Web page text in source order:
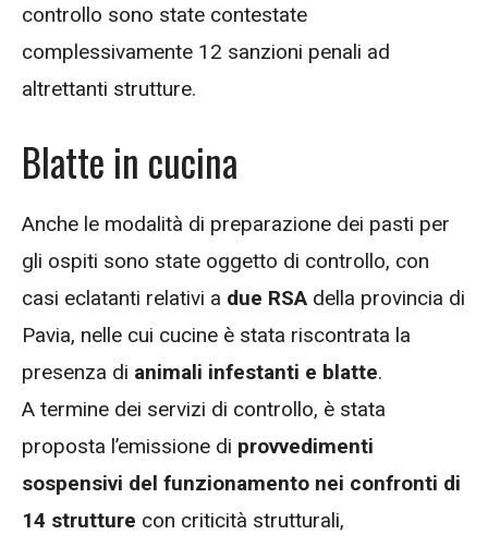
controllo sono state contestate
complessivamente 12 sanzioni penali ad
altrettanti strutture.
Blatte in cucina
Anche le modalità di preparazione dei pasti per
gli ospiti sono state oggetto di controllo, con
casi eclatanti relativi a due RSA della provincia di
Pavia, nelle cui cucine è stata riscontrata la
presenza di animali infestanti e blatte.
A termine dei servizi di controllo, è stata
proposta l’emissione di provvedimenti
sospensivi del funzionamento nei confronti di
14 strutture con criticità strutturali,